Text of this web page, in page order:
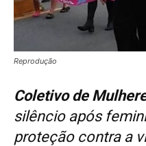
Reprodução
Coletivo de
silêncio após
proteção contra a